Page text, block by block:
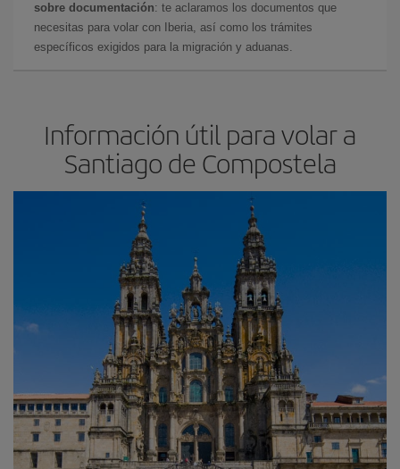
sobre documentación: te aclaramos los documentos que
necesitas para volar con Iberia, así como los trámites
específicos exigidos para la migración y aduanas.
Información útil para volar a
Santiago de Compostela